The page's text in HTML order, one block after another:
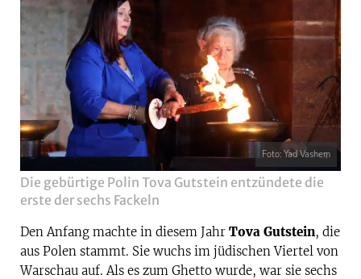
Foto: Yad Vashem
Die gebürtige Polin Tova Gutstein entzündete die
erste der sechs Fackeln
Den Anfang machte in diesem Jahr Tova Gutstein, die
aus Polen stammt. Sie wuchs im jüdischen Viertel von
Warschau auf. Als es zum Ghetto wurde, war sie sechs